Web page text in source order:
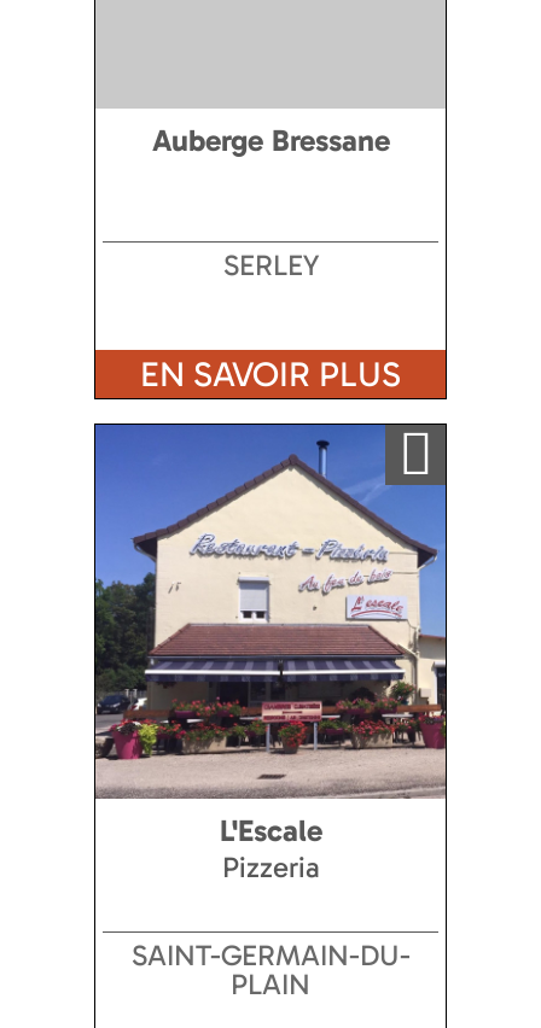
Auberge Bressane
SERLEY
EN SAVOIR PLUS
Ajouter a ma sélection
L'Escale
Pizzeria
SAINT-GERMAIN-DU-
PLAIN